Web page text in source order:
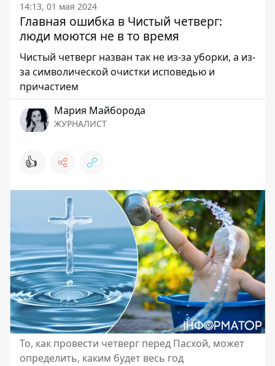
14:13, 01 мая 2024
Главная ошибка в Чистый четверг:
люди моются не в то время
Чистый четверг назван так не из-за уборки, а из-
за символической очистки исповедью и
причастием
Мария Майборода
ЖУРНАЛИСТ
👍
То, как провести четверг перед Пасхой, может
определить, каким будет весь год